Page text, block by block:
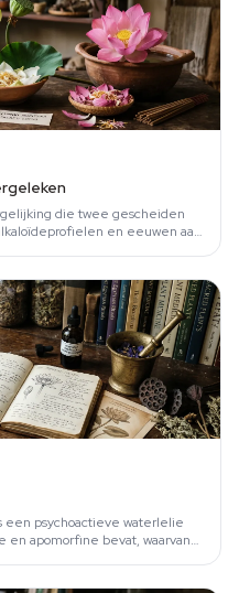
die twee gescheiden
en eeuwen aan
een psychoactieve waterlelie
apomorfine bevat, waarvan